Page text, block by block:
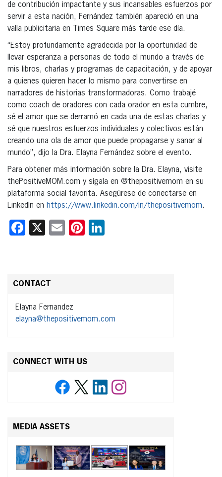
de contribución impactante y sus incansables esfuerzos por
servir a esta nación, Fernández también apareció en una
valla publicitaria en Times Square más tarde ese día.
“Estoy profundamente agradecida por la oportunidad de
llevar esperanza a personas de todo el mundo a través de
mis libros, charlas y programas de capacitación, y de apoyar
a quienes quieren hacer lo mismo para convertirse en
narradores de historias transformadoras. Como trabajé
como coach de oradores con cada orador en esta cumbre,
sé el amor que se derramó en cada una de estas charlas y
sé que nuestros esfuerzos individuales y colectivos están
creando una ola de amor que puede propagarse y sanar al
mundo”, dijo la Dra. Elayna Fernández sobre el evento.
Para obtener más información sobre la Dra. Elayna, visite
thePositiveMOM.com y sígala en @thepositivemom en su
plataforma social favorita. Asegúrese de conectarse en
LinkedIn en https://www.linkedin.com/in/thepositivemom.
Facebook
X EmailPinterest
CONTACT
Elayna Fernandez
elayna@thepositivemom.com
CONNECT WITH US
MEDIA ASSETS